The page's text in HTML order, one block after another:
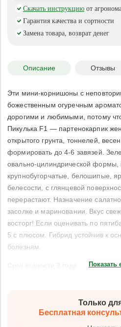
Скачать инструкцию от
Гарантия качества и сортности
Замена товара, возврат денег
Описание Отзывы
Эти мини-корнишоны с
божественным огуречным
дорогими и любимыми, потому
Пикулька F1 — партенокарпик
открытого грунта, тоннелей,
формировать до 4-6 завязей.
овально-цилиндрической формы,
крупнобугорчатые, белошипые,
белесости, с глянцевой
перерастают. Назначение
засолке и мариновании. Вкус
восторг! Если оценивать по
5 с плюсом. Гибрид устойчив к
болезням.
Показать
Только
Бесплатная